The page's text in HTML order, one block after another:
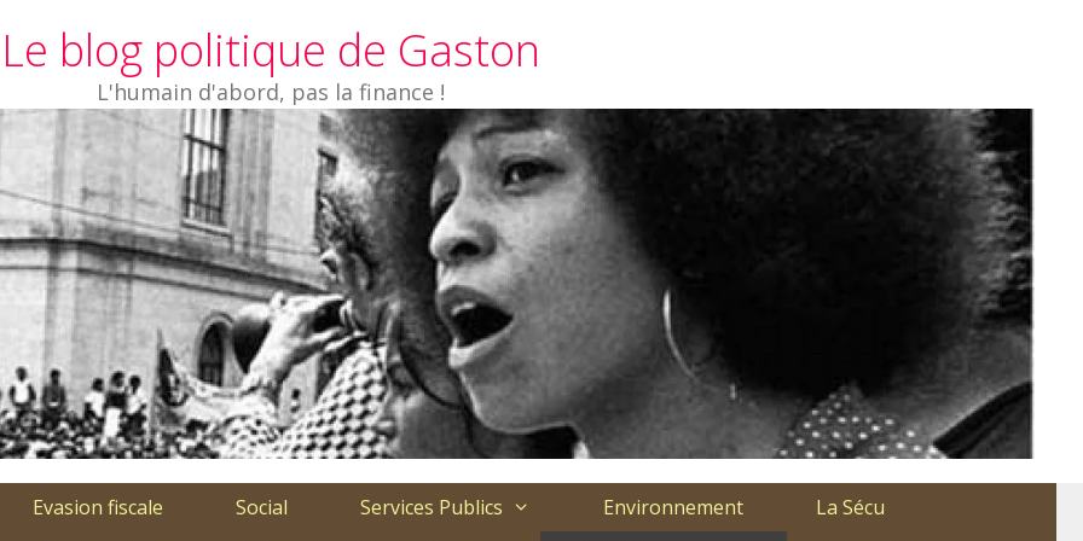
Le blog politique de Gaston
L'humain d'abord, pas la finance !
Evasion fiscale Social Services Publics Environnement
La Sécu